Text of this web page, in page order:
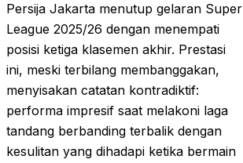
Persija Jakarta menutup gelaran Super
League 2025/26 dengan menempati
posisi ketiga klasemen akhir. Prestasi
ini, meski terbilang membanggakan,
menyisakan catatan kontradiktif:
performa impresif saat melakoni laga
tandang berbanding terbalik dengan
kesulitan yang dihadapi ketika bermain